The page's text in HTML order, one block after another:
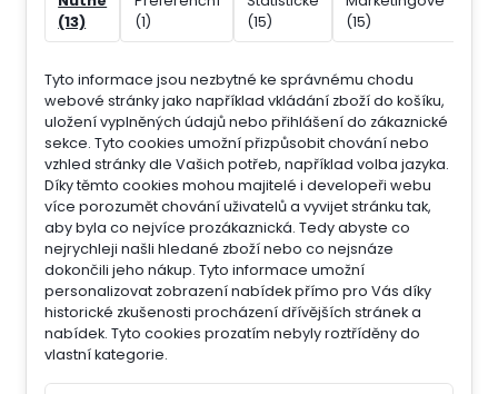
(13)
(1)
(15)
(15)
Tyto informace jsou nezbytné ke správnému chodu
webové stránky jako například vkládání zboží do košíku,
uložení vyplněných údajů nebo přihlášení do zákaznické
sekce. Tyto cookies umožní přizpůsobit chování nebo
vzhled stránky dle Vašich potřeb, například volba jazyka.
Díky těmto cookies mohou majitelé i developeři webu
více porozumět chování uživatelů a vyvijet stránku tak,
aby byla co nejvíce prozákaznická. Tedy abyste co
nejrychleji našli hledané zboží nebo co nejsnáze
dokončili jeho nákup. Tyto informace umožní
personalizovat zobrazení nabídek přímo pro Vás díky
historické zkušenosti procházení dřívějších stránek a
nabídek. Tyto cookies prozatím nebyly roztříděny do
vlastní kategorie.